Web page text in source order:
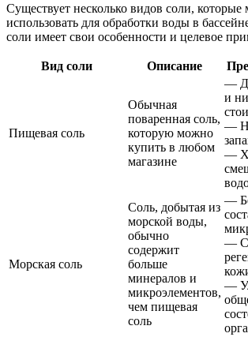
Существует несколько видов соли,
использовать для обработки воды в
соли имеет свои особенности и целевое
Вид соли Описание
Пищевая соль
Обычная
поваренная соль,
которую можно
купить в любом
магазине
—
и
—
—
Морская соль
Соль, добытая из
морской воды,
обычно
содержит
больше
минералов и
микроэлементов,
чем пищевая
соль
—
—
—